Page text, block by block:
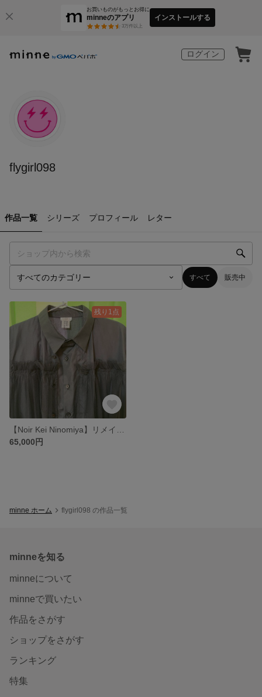
お買いものがもっとお得に
minneのアプリ
3万件以上
インストールする
ログイン
flygirl098
作品一覧 シリーズ プロフィール レター
すべて 販売中
残り1点
65,000円
minne ホーム flygirl098 の作品一覧
minneを知る
minneについて
minneで買いたい
作品をさがす
ショップをさがす
ランキング
特集